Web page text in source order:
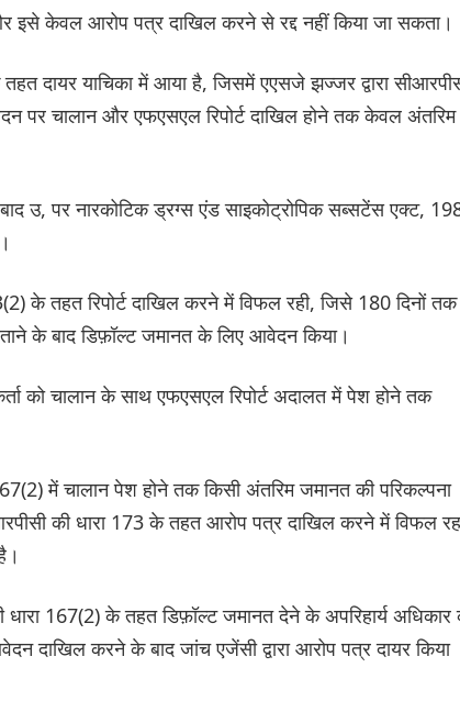
इसे केवल आरोप पत्र दाखिल करने से रद्द नहीं किया जा सकता।
दायर याचिका में आया है, जिसमें एएसजे झज्जर द्वारा
पर चालान और एफएसएल रिपोर्ट दाखिल होने तक केवल अंतरिम
उ, पर नारकोटिक ड्रग्स एंड साइकोट्रोपिक सब्सटेंस एक्ट,
के तहत रिपोर्ट दाखिल करने में विफल रही, जिसे 180 दिनों तक
के बाद डिफ़ॉल्ट जमानत के लिए आवेदन किया।
को चालान के साथ एफएसएल रिपोर्ट अदालत में पेश होने तक
में चालान पेश होने तक किसी अंतरिम जमानत की परिकल्पना
की धारा 173 के तहत आरोप पत्र दाखिल करने में विफल
167(2) के तहत डिफ़ॉल्ट जमानत देने के अपरिहार्य अधिकार
दाखिल करने के बाद जांच एजेंसी द्वारा आरोप पत्र दायर किया